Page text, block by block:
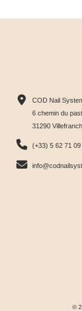
COD Nail
6 chemin du
31290
(+33) 5 62 71 09
©